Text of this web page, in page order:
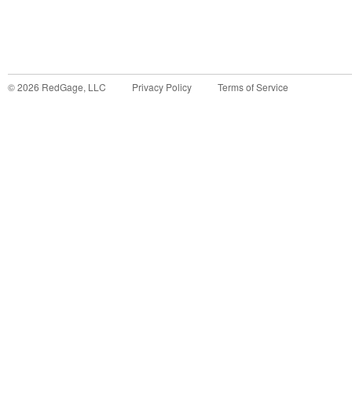
©2026 RedGage, LLC Privacy Policy Terms of Service